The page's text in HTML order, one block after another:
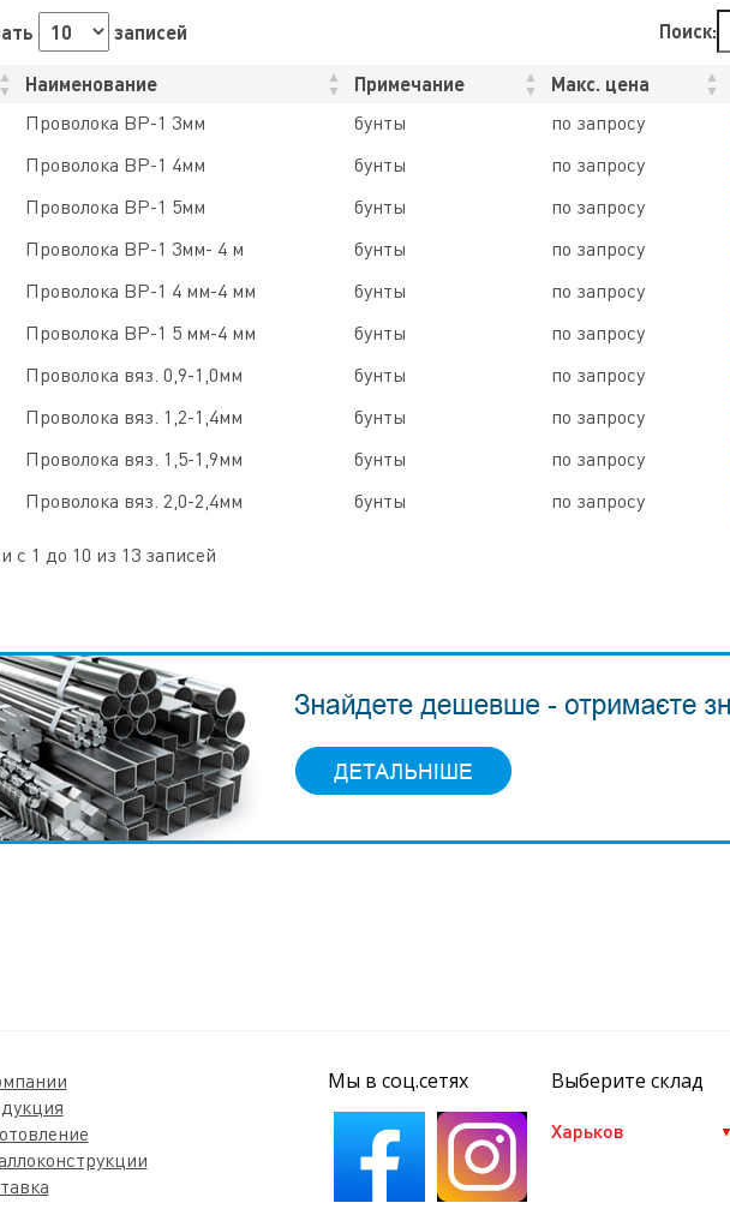
записей Поиск:
Наименование Примечание Макс. цена
Проволока ВР-1 3мм бунты
по запросу
Проволока ВР-1 4мм бунты
по запросу
Проволока ВР-1 5мм бунты
по запросу
Проволока ВР-1 3мм- 4 м бунты
по запросу
Проволока ВР-1 4 мм-4 мм бунты
по запросу
Проволока ВР-1 5 мм-4 мм бунты
по запросу
Проволока вяз. 0,9-1,0мм бунты
по запросу
Проволока вяз. 1,2-1,4мм бунты
по запросу
Проволока вяз. 1,5-1,9мм бунты
по запросу
Проволока вяз. 2,0-2,4мм бунты по запросу
с 1 до 10 из 13 записей
Мы в соц.сетях Выберите склад